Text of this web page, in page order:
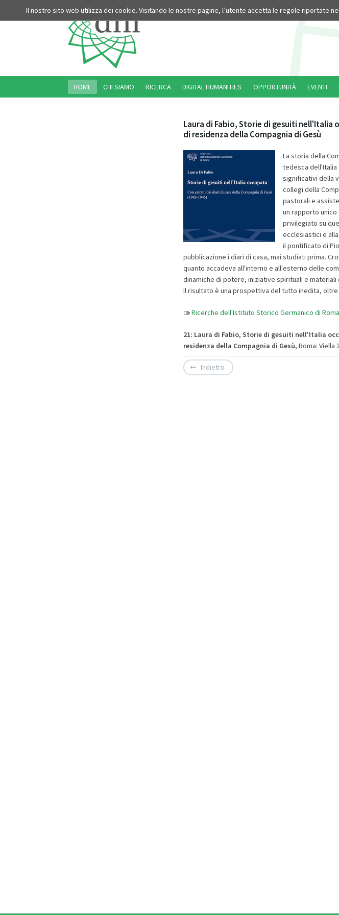
Il nostro sito web utilizza dei cookie. Visitando le nostre pagine, l’utente accetta le regole riportate
Laura di Fabio, Storie di gesuiti
di residenza della Compagnia di Gesù
La storia della
tedesca dell'Italia
significativi della
collegi della
pastorali e
un rapporto
privilegiato su
ecclesiastici e
il pontificato di
pubblicazione i diari di casa, mai studiati prima.
quanto accadeva all'interno e all'esterno delle
dinamiche di potere, iniziative spirituali e
Il risultato è una prospettiva del tutto inedita, oltre
Ricerche dell'Istituto Storico Germanico di Roma
21: Laura di Fabio, Storie di gesuiti nell'Italia
residenza della Compagnia di Gesù, Roma: Viella
Indietro
HOME CHI SIAMO RICERCA DIGITAL HUMANITIES OPPORTUNITÀ EVENTI